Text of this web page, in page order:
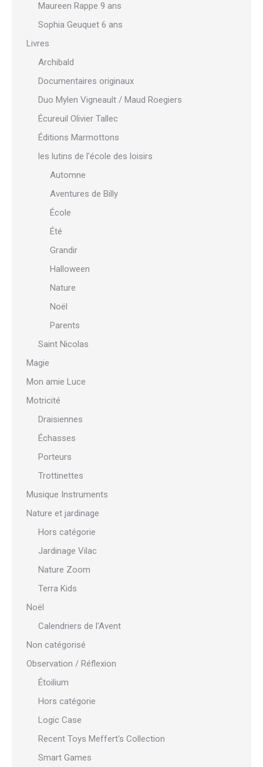
Maureen Rappe 9 ans
Sophia Geuquet 6 ans
Livres
Archibald
Documentaires originaux
Duo Mylen Vigneault / Maud Roegiers
Écureuil Olivier Tallec
Éditions Marmottons
les lutins de l'école des loisirs
Automne
Aventures de Billy
École
Été
Grandir
Halloween
Nature
Noël
Parents
Saint Nicolas
Magie
Mon amie Luce
Motricité
Draisiennes
Échasses
Porteurs
Trottinettes
Musique Instruments
Nature et jardinage
Hors catégorie
Jardinage Vilac
Nature Zoom
Terra Kids
Noël
Calendriers de l'Avent
Non catégorisé
Observation / Réflexion
Étoilium
Hors catégorie
Logic Case
Recent Toys Meffert's Collection
Smart Games